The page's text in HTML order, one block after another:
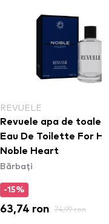
REVUELE
Revuele apa de
Eau De Toilette For
Noble Heart
Bărbați
-15%
63,74 ron 74,99 ron